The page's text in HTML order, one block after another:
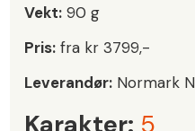
Vekt: 90 g
Pris: fra kr 3799,-
Leverandør: Normark
Karakter: 5